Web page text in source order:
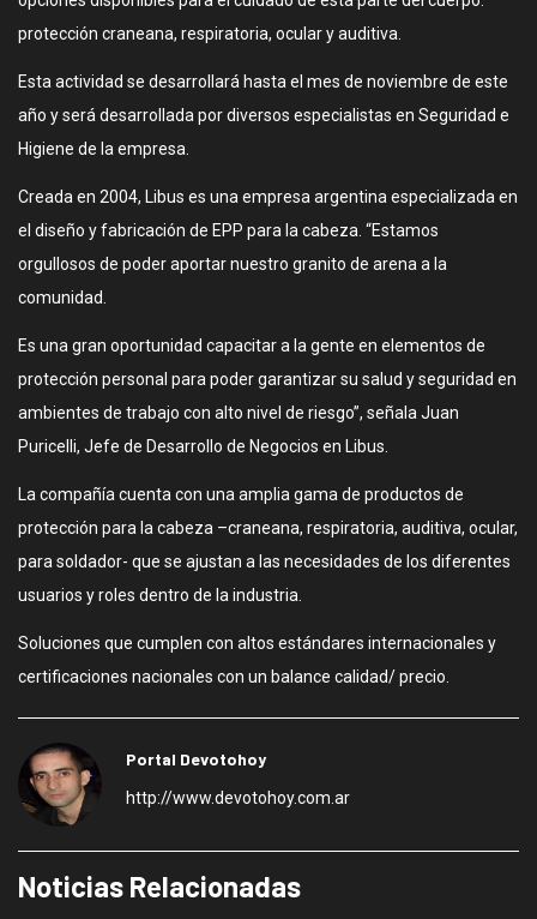
protección craneana, respiratoria, ocular y auditiva.
Esta actividad se desarrollará hasta el mes de noviembre de este
año y será desarrollada por diversos especialistas en Seguridad e
Higiene de la empresa.
Creada en 2004, Libus es una empresa argentina especializada en
el diseño y fabricación de EPP para la cabeza. “Estamos
orgullosos de poder aportar nuestro granito de arena a la
comunidad.
Es una gran oportunidad capacitar a la gente en elementos de
protección personal para poder garantizar su salud y seguridad en
ambientes de trabajo con alto nivel de riesgo”, señala Juan
Puricelli, Jefe de Desarrollo de Negocios en Libus.
La compañía cuenta con una amplia gama de productos de
protección para la cabeza –craneana, respiratoria, auditiva, ocular,
para soldador- que se ajustan a las necesidades de los diferentes
usuarios y roles dentro de la industria.
Soluciones que cumplen con altos estándares internacionales y
certificaciones nacionales con un balance calidad/ precio.
Portal Devotohoy
http://www.devotohoy.com.ar
Noticias Relacionadas